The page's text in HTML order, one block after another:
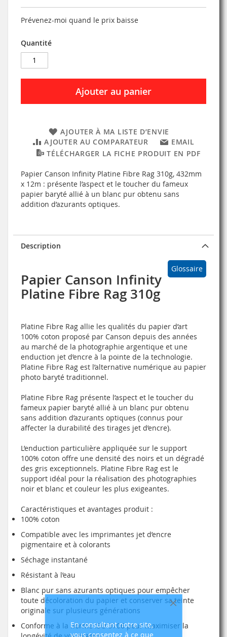
Fermer
En consultant notre site,
vous consentez à ce que
Prévenez-moi quand le prix baisse
Quantité
Ajouter au panier
AJOUTER À MA LISTE D’ENVIE
AJOUTER AU COMPARATEUR
EMAIL
TÉLÉCHARGER LA FICHE PRODUIT EN PDF
Papier Canson Infinity Platine Fibre Rag 310g, 432mm
x 12m : présente l’aspect et le toucher du fameux
papier baryté allié à un blanc pur obtenu sans
addition d’azurants optiques.
Description
Glossaire
Papier Canson Infinity
Platine Fibre Rag 310g
Platine Fibre Rag allie les qualités du papier d’art
100% coton proposé par Canson depuis des années
au marché de la photographie argentique et une
enduction jet d’encre à la pointe de la technologie.
Platine Fibre Rag est l’alternative numérique au papier
photo baryté traditionnel.
Platine Fibre Rag présente l’aspect et le toucher du
fameux papier baryté allié à un blanc pur obtenu
sans addition d’azurants optiques (connus pour
affecter la durabilité des tirages jet d’encre).
L’enduction particulière appliquée sur le support
100% coton offre une densité des noirs et un dégradé
des gris exceptionnels. Platine Fibre Rag est le
support idéal pour la réalisation des photographies
noir et blanc et couleur les plus exigeantes.
Caractéristiques et avantages produit :
100% coton
Compatible avec les imprimantes jet d’encre
pigmentaire et à colorants
Séchage instantané
Résistant à l’eau
Blanc pur sans azurants optiques pour empêcher
toute décoloration du papier et conserver sa teinte
originale sur plusieurs générations
Conforme à la norme ISO 9706 pour maximiser la